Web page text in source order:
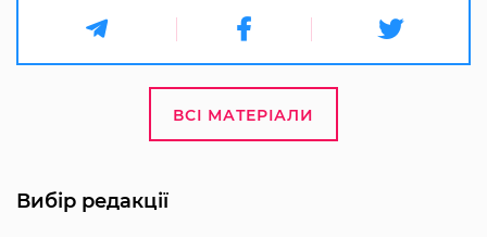
ВСІ МАТЕРІАЛИ
Вибір редакції